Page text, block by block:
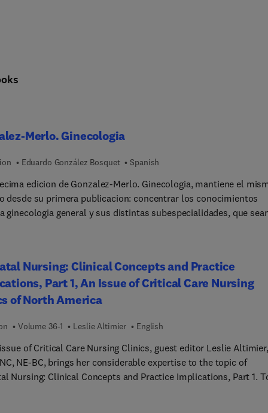
Merlo. Ginecologia
Eduardo González Bosquet Spanish
edicion de Gonzalez-Merlo. Ginecologia, mantiene el
desde su primera publicacion: concentrar los conocimientos
ginecologia general y sus distintas subespecialidades, que
avances recientes en la especialidad. En esta nueva edicion se
una exhaustiva actualizacion de todos los conocimientos de la
incluyendo la ginecologia oncologica, la patologia del suelo
las alteraciones hormonales que afectan a la mujer. Se han
tres nuevos capitulos dedicados a ambitos de especial
en la disciplina: "Consultas frecuentes en ginecologia en la
"Simulacion en ginecologia" y "Bioetica y ginecologia". La
edicion ofrece acceso a la version digital ampliada en la que junto
se ofrece un banco de preguntas de autoevaluacion.
Nursing: Clinical Concepts and Practice
Part 1, An Issue of Critical Care Nursing
of North America
Volume 36-1 Leslie Altimier English
of Critical Care Nursing Clinics, guest editor Leslie Altimier,
NE-BC, brings her considerable expertise to the topic of
Nursing: Clinical Concepts and Practice Implications, Part 1.